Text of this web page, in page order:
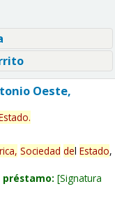
Oeste,
.
Sociedad del Estado,
préstamo: Signatura